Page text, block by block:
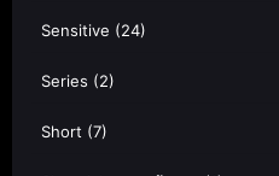
Sensitive (24)
Series (2)
Short (7)